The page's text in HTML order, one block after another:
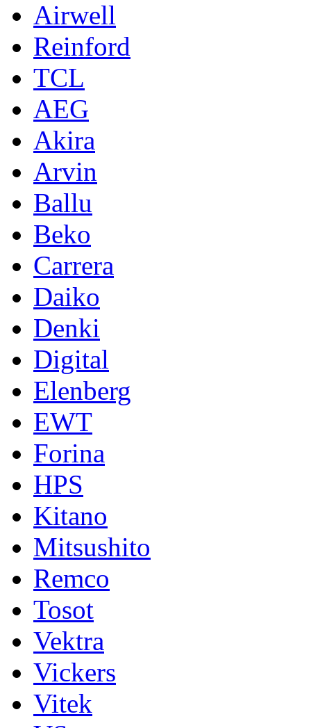
Airwell
Reinford
TCL
AEG
Akira
Arvin
Ballu
Beko
Carrera
Daiko
Denki
Digital
Elenberg
EWT
Forina
HPS
Kitano
Mitsushito
Remco
Tosot
Vektra
Vickers
Vitek